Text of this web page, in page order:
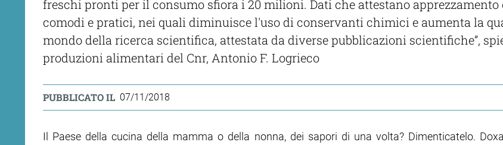
freschi pronti per il consumo sfiora i 20 milioni. Dati che attestano
comodi e pratici, nei quali diminuisce l'uso di conservanti chimici e aumenta la
mondo della ricerca scientifica, attestata da diverse pubblicazioni scientifiche”,
produzioni alimentari del Cnr, Antonio F. Logrieco
PUBBLICATO IL 07/11/2018
Il Paese della cucina della mamma o della nonna, dei sapori di una volta? Dimenticatelo.